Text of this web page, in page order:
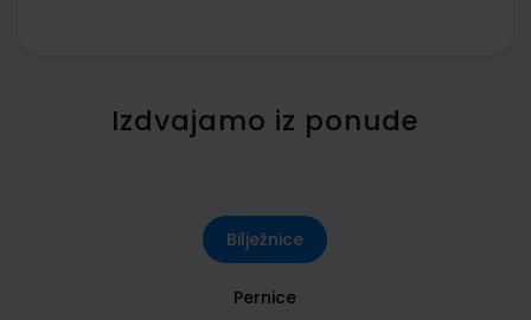
Izdvajamo iz ponude
Bilježnice
Pernice